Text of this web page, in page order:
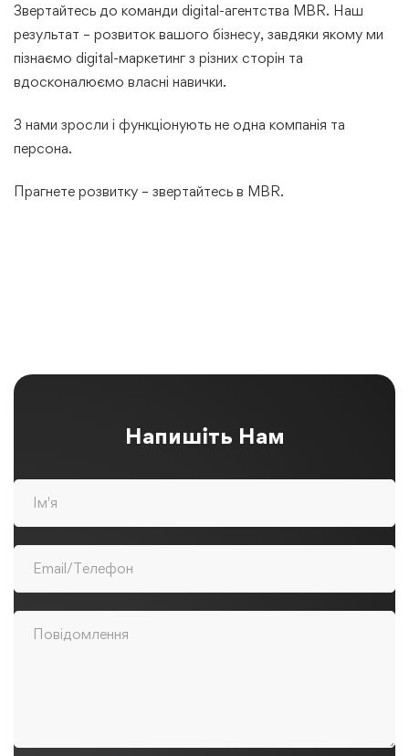
Звертайтесь до команди digital-агентства MBR. Наш
результат – розвиток вашого бізнесу, завдяки якому ми
пізнаємо digital-маркетинг з різних сторін та
вдосконалюємо власні навички.
З нами зросли і функціонують не одна компанія та
персона.
Прагнете розвитку – звертайтесь в MBR.
Напишіть Нам